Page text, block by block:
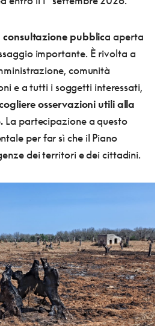
consultazione pubblica aperta
importante. È rivolta a
comunità
e a tutti i soggetti interessati,
osservazioni utili alla
La partecipazione a questo
per far sì che il Piano
dei territori e dei cittadini.